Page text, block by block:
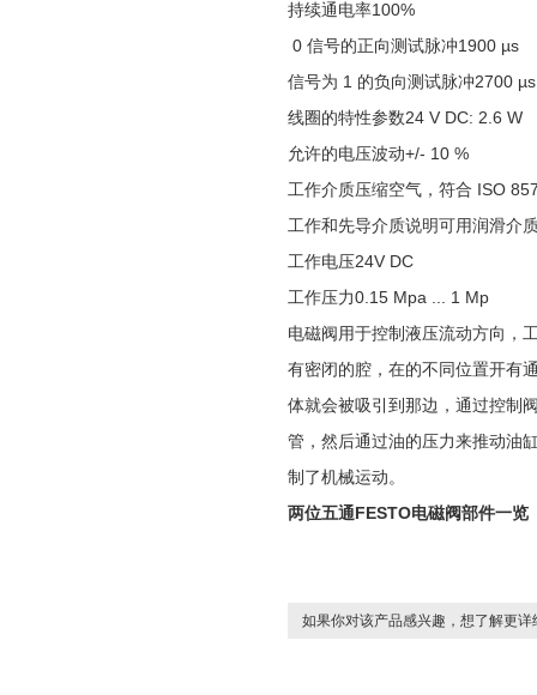
持续通电率100%
0 信号的正向测试脉冲1900 µs
信号为 1 的负向测试脉冲2700 µs
线圈的特性参数24 V DC: 2.6 W
允许的电压波动+/- 10 %
工作介质压缩空气，符合 ISO
工作和先导介质说明可用润滑介
工作电压24V DC
工作压力0.15 Mpa ... 1 Mp
电磁阀用于控制液压流动方向，
有密闭的腔，在的不同位置开有
体就会被吸引到那边，通过控制
管，然后通过油的压力来推动油
制了机械运动。
两位五通FESTO电磁阀部件一览
如果你对该产品感兴趣，想了解更详